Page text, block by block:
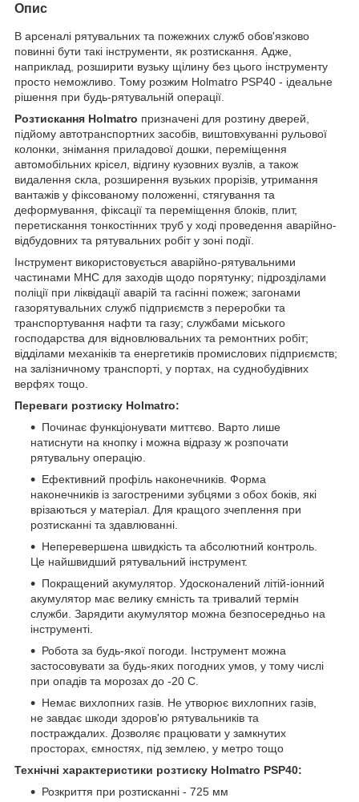
Опис
В арсеналі рятувальних та пожежних служб обов'язково
повинні бути такі інструменти, як розтискання. Адже,
наприклад, розширити вузьку щілину без цього інструменту
просто неможливо. Тому розжим Holmatro PSP40 - ідеальне
рішення при будь-рятувальній операції.
Розтискання Holmatro призначені для розтину дверей,
підйому автотранспортних засобів, виштовхуванні рульової
колонки, знімання приладової дошки, переміщення
автомобільних крісел, відгину кузовних вузлів, а також
видалення скла, розширення вузьких прорізів, утримання
вантажів у фіксованому положенні, стягування та
деформування, фіксації та переміщення блоків, плит,
перетискання тонкостінних труб у ході проведення аварійно-
відбудовних та рятувальних робіт у зоні події.
Інструмент використовується аварійно-рятувальними
частинами МНС для заходів щодо порятунку; підрозділами
поліції при ліквідації аварій та гасінні пожеж; загонами
газорятувальних служб підприємств з переробки та
транспортування нафти та газу; службами міського
господарства для відновлювальних та ремонтних робіт;
відділами механіків та енергетиків промислових підприємств;
на залізничному транспорті, у портах, на суднобудівних
верфях тощо.
Переваги розтиску Holmatro:
Починає функціонувати миттєво. Варто лише
натиснути на кнопку і можна відразу ж розпочати
рятувальну операцію.
Ефективний профіль наконечників. Форма
наконечників із загостреними зубцями з обох боків, які
врізаються у матеріал. Для кращого зчеплення при
розтисканні та здавлюванні.
Неперевершена швидкість та абсолютний контроль.
Це найшвидший рятувальний інструмент.
Покращений акумулятор. Удосконалений літій-іонний
акумулятор має велику ємність та тривалий термін
служби. Зарядити акумулятор можна безпосередньо на
інструменті.
Робота за будь-якої погоди. Інструмент можна
застосовувати за будь-яких погодних умов, у тому числі
при опадів та морозах до -20 C.
Немає вихлопних газів. Не утворює вихлопних газів,
не завдає шкоди здоров'ю рятувальників та
постраждалих. Дозволяє працювати у замкнутих
просторах, ємностях, під землею, у метро тощо
Технічні характеристики розтиску Holmatro PSP40:
Розкриття при розтисканні - 725 мм